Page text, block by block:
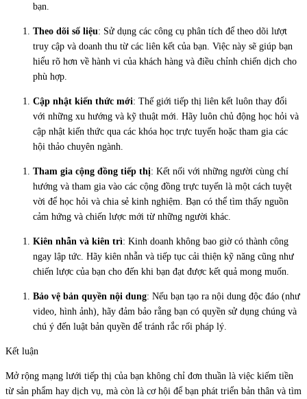
bạn.
Theo dõi số liệu: Sử dụng các công cụ phân tích để theo dõi lượt
truy cập và doanh thu từ các liên kết của bạn. Việc này sẽ giúp bạn
hiểu rõ hơn về hành vi của khách hàng và điều chỉnh chiến dịch cho
phù hợp.
Cập nhật kiến thức mới: Thế giới tiếp thị liên kết luôn thay đổi
với những xu hướng và kỹ thuật mới. Hãy luôn chủ động học hỏi và
cập nhật kiến thức qua các khóa học trực tuyến hoặc tham gia các
hội thảo chuyên ngành.
Tham gia cộng đồng tiếp thị: Kết nối với những người cùng chí
hướng và tham gia vào các cộng đồng trực tuyến là một cách tuyệt
vời để học hỏi và chia sẻ kinh nghiệm. Bạn có thể tìm thấy nguồn
cảm hứng và chiến lược mới từ những người khác.
Kiên nhẫn và kiên trì: Kinh doanh không bao giờ có thành công
ngay lập tức. Hãy kiên nhẫn và tiếp tục cải thiện kỹ năng cũng như
chiến lược của bạn cho đến khi bạn đạt được kết quả mong muốn.
Bảo vệ bản quyền nội dung: Nếu bạn tạo ra nội dung độc đáo (như
video, hình ảnh), hãy đảm bảo rằng bạn có quyền sử dụng chúng và
chú ý đến luật bản quyền để tránh rắc rối pháp lý.
Kết luận
Mở rộng mạng lưới tiếp thị của bạn không chỉ đơn thuần là việc kiếm tiền
từ sản phẩm hay dịch vụ, mà còn là cơ hội để bạn phát triển bản thân và tìm